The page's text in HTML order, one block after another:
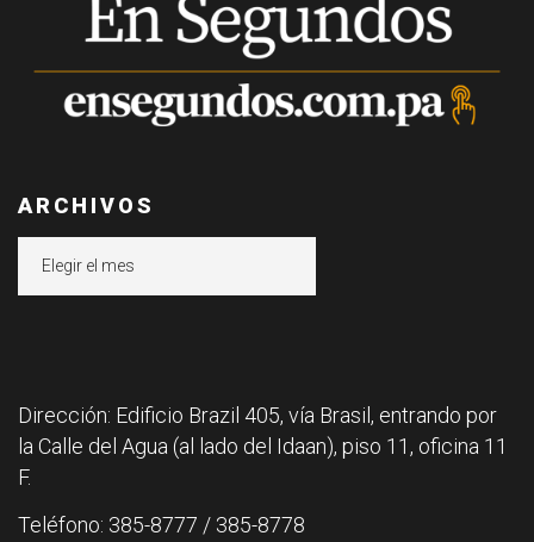
ARCHIVOS
Dirección: Edificio Brazil 405, vía Brasil, entrando por
la Calle del Agua (al lado del Idaan), piso 11, oficina 11
F.
Teléfono: 385-8777 / 385-8778